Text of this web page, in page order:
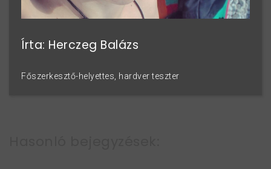
Írta: Herczeg Balázs
Főszerkesztő-helyettes, hardver teszter